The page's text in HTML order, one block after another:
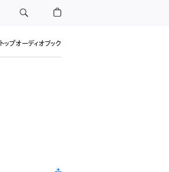
トップオーディオブック